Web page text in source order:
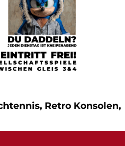
Retro Konsolen,